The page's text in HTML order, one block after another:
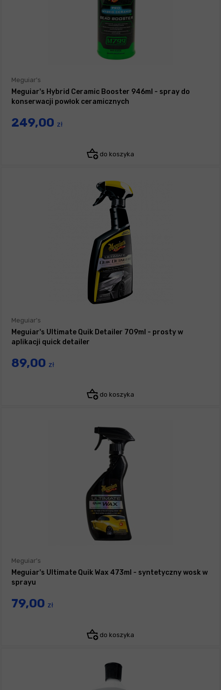
Meguiar's
Meguiar's Hybrid Ceramic Booster 946ml - spray do
konserwacji powłok ceramicznych
249,00 zł
do koszyka
Meguiar's
Meguiar's Ultimate Quik Detailer 709ml - prosty w
aplikacji quick detailer
89,00 zł
do koszyka
Meguiar's
Meguiar's Ultimate Quik Wax 473ml - syntetyczny wosk w
sprayu
79,00 zł
do koszyka